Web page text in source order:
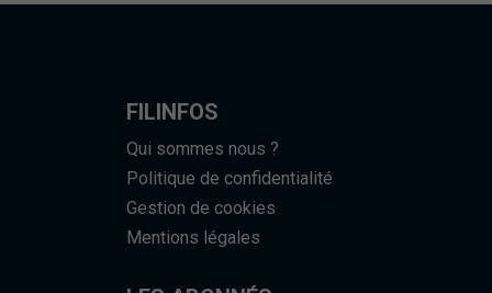
FILINFOS
Qui sommes nous ?
Politique de confidentialité
Gestion de cookies
Mentions légales